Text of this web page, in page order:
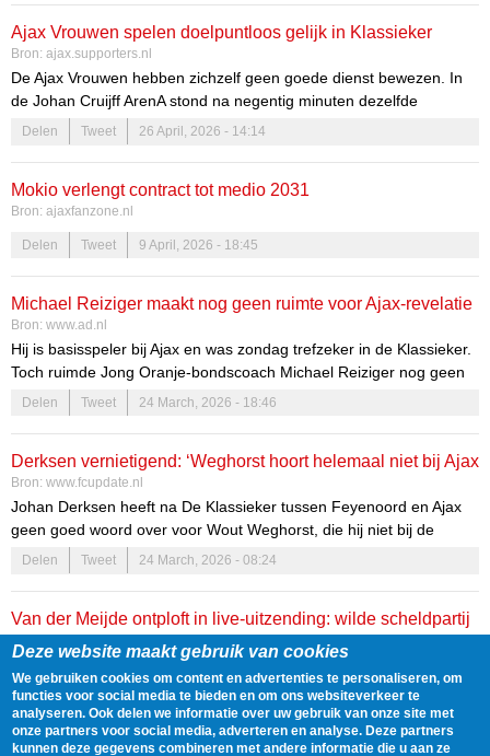
Ajax Vrouwen spelen doelpuntloos gelijk in Klassieker
Bron: ajax.supporters.nl
De Ajax Vrouwen hebben zichzelf geen goede dienst bewezen. In
de Johan Cruijff ArenA stond na negentig minuten dezelfde
eindstand als de beginstand op het scorebord. Daarmee
resulteerde De Klassieker in een 0-0 gelijkspel. Dat...
Delen Tweet 26 April, 2026 - 14:14
Mokio verlengt contract tot medio 2031
Bron: ajaxfanzone.nl
Delen Tweet 9 April, 2026 - 18:45
Michael Reiziger maakt nog geen ruimte voor Ajax-revelatie
Sean Steur: 'Vooral benieuwd hoe hij het volgend seizoen
gaat doen'
Bron: www.ad.nl
Hij is basisspeler bij Ajax en was zondag trefzeker in de Klassieker.
Toch ruimde Jong Oranje-bondscoach Michael Reiziger nog geen
plek in voor Sean Steur. Ook niet nu Kees Smit is overgeheveld
naar het Nederlands elftal. ,,Sean maakt grote stappen, maar laten
Delen Tweet 24 March, 2026 - 18:46
Derksen vernietigend: ‘Weghorst hoort helemaal niet bij Ajax
te spelen’
Bron: www.fcupdate.nl
Johan Derksen heeft na De Klassieker tussen Feyenoord en Ajax
geen goed woord over voor Wout Weghorst, die hij niet bij de
Amsterdammers vindt passen. Bij Vandaag Inside laat hij weten
absoluut niet te hebben genoten van het duel tussen de
Delen Tweet 24 March, 2026 - 08:24
Van der Meijde ontploft in live-uitzending: wilde scheldpartij
naar Makkelie, Wijndal en Moder
Andy van der Meijde ontploft tijdens live-uitzending van Bij Andy op
de Bank na de Klassieker tussen Feyenoord en Ajax. Van der
Meijde uitte zijn woede op scheidsrechter Danny Makkelie en Ajax-
speler Owen Wijndal na een teleurstellende wedstrijd.
Delen Tweet 23 March, 2026 - 15:20
Deze website maakt gebruik van cookies
We gebruiken cookies om content en advertenties te personaliseren, om
functies voor social media te bieden en om ons websiteverkeer te
analyseren. Ook delen we informatie over uw gebruik van onze site met
onze partners voor social media, adverteren en analyse. Deze partners
kunnen deze gegevens combineren met andere informatie die u aan ze